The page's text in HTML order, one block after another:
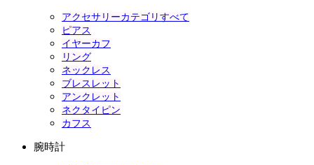
アクセサリーカテゴリすべて
ピアス
イヤーカフ
リング
ネックレス
ブレスレット
アンクレット
ネクタイピン
カフス
腕時計